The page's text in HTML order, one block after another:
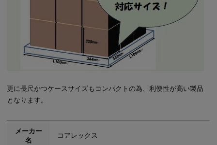
更に長尺かつケースサイズもコンパクトの為、利便性が高い製品
となります。
メーカー
名
コアレックス